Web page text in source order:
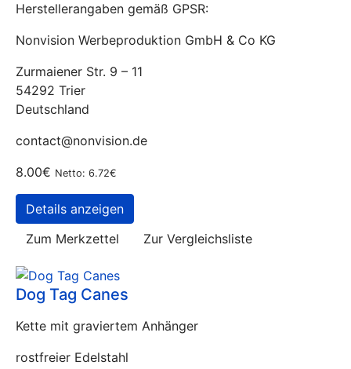
Herstellerangaben gemäß GPSR:
Nonvision Werbeproduktion GmbH & Co KG
Zurmaiener Str. 9 – 11
54292 Trier
Deutschland
contact@nonvision.de
8.00€ Netto: 6.72€
Details anzeigen
Zum Merkzettel
Zur Vergleichsliste
Dog Tag Canes
Kette mit graviertem Anhänger
rostfreier Edelstahl